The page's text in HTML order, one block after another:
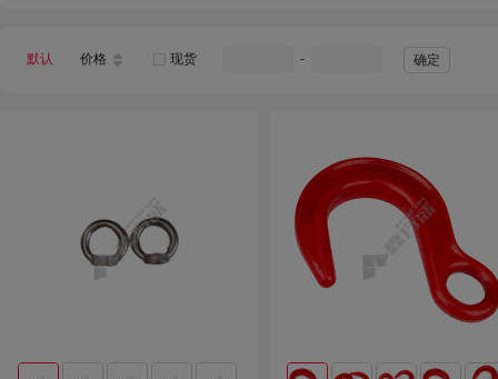
默认 价格 现货 - 确定